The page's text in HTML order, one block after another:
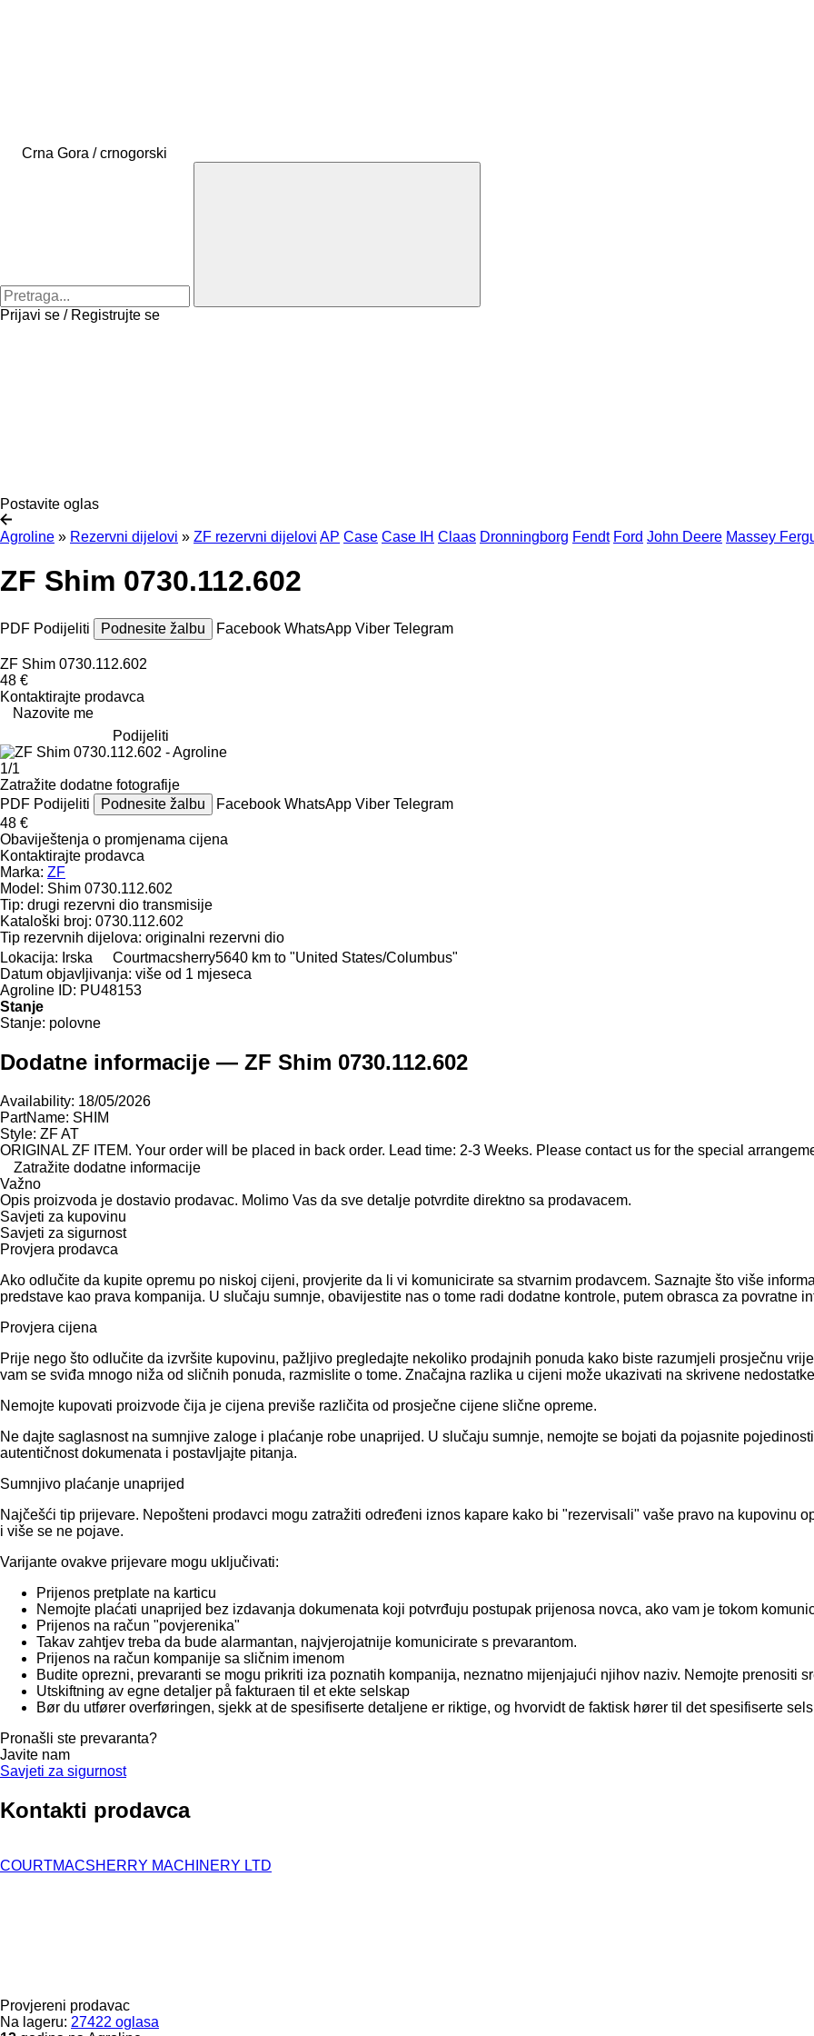
Crna Gora / crnogorski
Prijavi se / Registrujte se
Postavite oglas
Agroline » Rezervni dijelovi » ZF rezervni dijelovi AP Case Case IH Claas Dronningborg Fendt Ford John Deere Massey
ZF Shim 0730.112.602
PDF Podijeliti Podnesite žalbu Facebook WhatsApp Viber Telegram
ZF Shim 0730.112.602
48 €
Kontaktirajte prodavca
Nazovite me
Podijeliti
1/1
Zatražite dodatne fotografije
PDF Podijeliti Podnesite žalbu Facebook WhatsApp Viber Telegram
48 €
Obaviještenja o promjenama cijena
Kontaktirajte prodavca
Marka: ZF
Model: Shim 0730.112.602
Tip: drugi rezervni dio transmisije
Kataloški broj: 0730.112.602
Tip rezervnih dijelova: originalni rezervni dio
Lokacija: Irska Courtmacsherry5640 km to "United States/Columbus"
Datum objavljivanja: više od 1 mjeseca
Agroline ID: PU48153
Stanje
Stanje: polovne
Dodatne informacije — ZF Shim 0730.112.602
Availability: 18/05/2026
PartName: SHIM
Style: ZF AT
ORIGINAL ZF ITEM. Your order will be placed in back order. Lead time: 2-3 Weeks. Please contact us for the special
Zatražite dodatne informacije
Važno
Opis proizvoda je dostavio prodavac. Molimo Vas da sve detalje potvrdite direktno sa prodavacem.
Savjeti za kupovinu
Savjeti za sigurnost
Provjera prodavca
Ako odlučite da kupite opremu po niskoj cijeni, provjerite da li vi komunicirate sa stvarnim prodavcem. Saznajte što više
predstave kao prava kompanija. U slučaju sumnje, obavijestite nas o tome radi dodatne kontrole, putem obrasca za povratne
Provjera cijena
Prije nego što odlučite da izvršite kupovinu, pažljivo pregledajte nekoliko prodajnih ponuda kako biste razumjeli prosječnu
vam se sviđa mnogo niža od sličnih ponuda, razmislite o tome. Značajna razlika u cijeni može ukazivati ​​na skrivene
Nemojte kupovati proizvode čija je cijena previše različita od prosječne cijene slične opreme.
Ne dajte saglasnost na sumnjive zaloge i plaćanje robe unaprijed. U slučaju sumnje, nemojte se bojati da pojasnite
autentičnost dokumenata i postavljajte pitanja.
Sumnjivo plaćanje unaprijed
Najčešći tip prijevare. Nepošteni prodavci mogu zatražiti određeni iznos kapare kako bi "rezervisali" vaše pravo na kupovinu
i više se ne pojave.
Varijante ovakve prijevare mogu uključivati:
Prijenos pretplate na karticu
Nemojte plaćati unaprijed bez izdavanja dokumenata koji potvrđuju postupak prijenosa novca, ako vam je tokom
Prijenos na račun "povjerenika"
Takav zahtjev treba da bude alarmantan, najvjerojatnije komunicirate s prevarantom.
Prijenos na račun kompanije sa sličnim imenom
Budite oprezni, prevaranti se mogu prikriti iza poznatih kompanija, neznatno mijenjajući njihov naziv. Nemojte prenositi
Utskiftning av egne detaljer på fakturaen til et ekte selskap
Bør du utfører overføringen, sjekk at de spesifiserte detaljene er riktige, og hvorvidt de faktisk hører til det spesifiserte
Pronašli ste prevaranta?
Javite nam
Savjeti za sigurnost
Kontakti prodavca
COURTMACSHERRY MACHINERY LTD
Provjereni prodavac
Na lageru: 27422 oglasa